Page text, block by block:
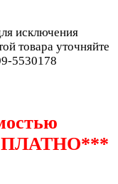
исключения
товара уточняйте
5530178